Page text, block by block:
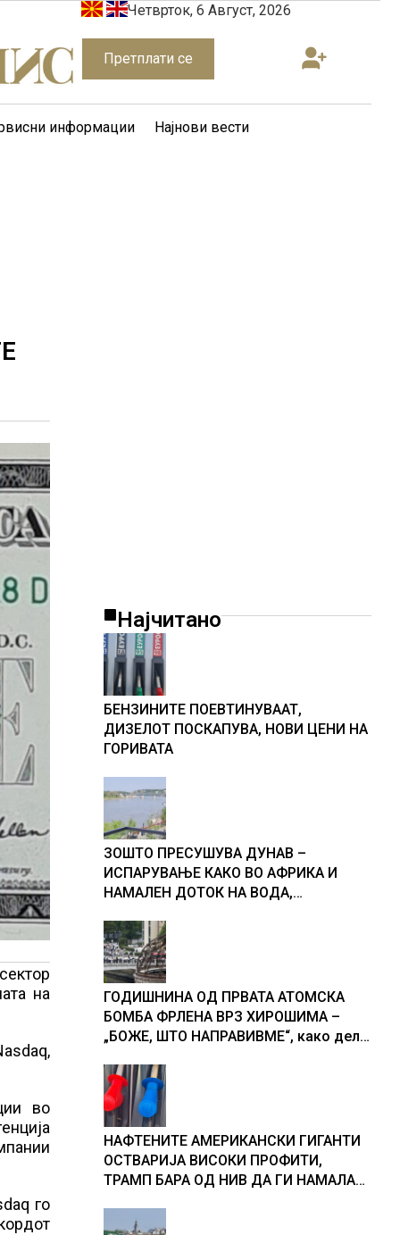
Четврток, 6 Август, 2026
Претплати се
информации Најнови вести
на
во
го
Најчитано
БЕНЗИНИТЕ ПОЕВТИНУВААТ,
ДИЗЕЛОТ ПОСКАПУВА, НОВИ ЦЕНИ НА
ГОРИВАТА
ЗОШТО ПРЕСУШУВА ДУНАВ –
ИСПАРУВАЊЕ КАКО ВО АФРИКА И
НАМАЛЕН ДОТОК НА ВОДА,
Србија
ГОДИШНИНА ОД ПРВАТА АТОМСКА
БОМБА ФРЛЕНА ВРЗ ХИРОШИМА –
„БОЖЕ, ШТО НАПРАВИВМЕ“, како дел
учесниците во бомбардирањето го
доживуваа овој настан што го
промени текот на историјата
НАФТЕНИТЕ АМЕРИКАНСКИ ГИГАНТИ
ОСТВАРИЈА ВИСОКИ ПРОФИТИ,
ТРАМП БАРА ОД НИВ ДА ГИ НАМАЛАТ